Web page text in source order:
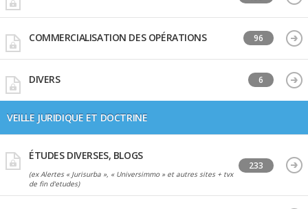
COMMERCIALISATION DES OPÉRATIONS 96
DIVERS 6
VEILLE JURIDIQUE ET DOCTRINE
ÉTUDES DIVERSES, BLOGS
(ex Alertes « Jurisurba », « Universimmo » et autres sites + tvx
de fin d'etudes)
233